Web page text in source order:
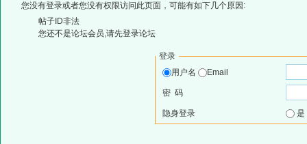
您没有登录或者您没有权限访问此页面，可能有如下几个原因:
帖子ID非法
您还不是论坛会员,请先登录论坛
登录
用户名
Email
密 码
隐身登录